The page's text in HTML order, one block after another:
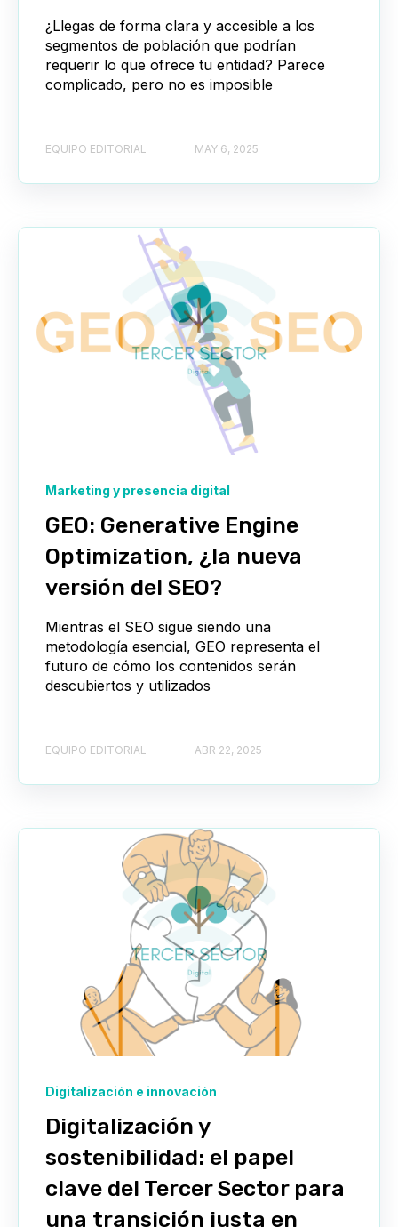
¿Llegas de forma clara y accesible a los
segmentos de población que podrían
requerir lo que ofrece tu entidad? Parece
complicado, pero no es imposible
EQUIPO EDITORIAL MAY 6, 2025
Marketing y presencia digital
GEO: Generative Engine
Optimization, ¿la nueva
versión del SEO?
Mientras el SEO sigue siendo una
metodología esencial, GEO representa el
futuro de cómo los contenidos serán
descubiertos y utilizados
EQUIPO EDITORIAL ABR 22, 2025
Digitalización e innovación
Digitalización y
sostenibilidad: el papel
clave del Tercer Sector para
una transición justa en